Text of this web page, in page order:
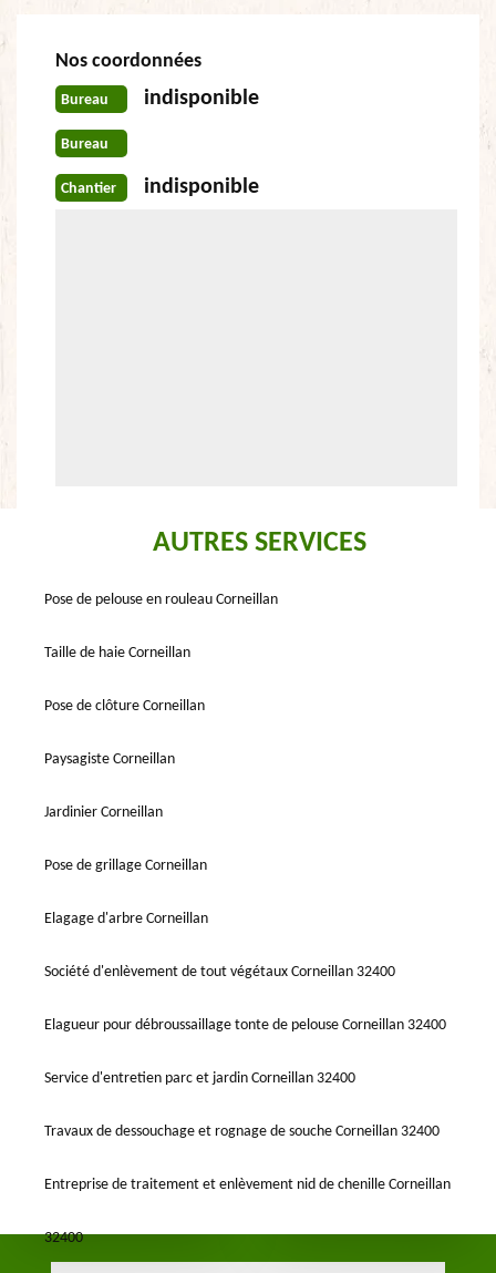
Nos coordonnées
Bureau indisponible
Bureau
Chantier indisponible
AUTRES SERVICES
Pose de pelouse en rouleau Corneillan
Taille de haie Corneillan
Pose de clôture Corneillan
Paysagiste Corneillan
Jardinier Corneillan
Pose de grillage Corneillan
Elagage d'arbre Corneillan
Société d'enlèvement de tout végétaux Corneillan 32400
Elagueur pour débroussaillage tonte de pelouse Corneillan 32400
Service d'entretien parc et jardin Corneillan 32400
Travaux de dessouchage et rognage de souche Corneillan 32400
Entreprise de traitement et enlèvement nid de chenille Corneillan
32400